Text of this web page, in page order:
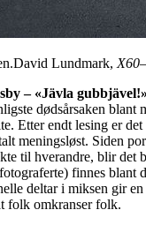
Lundmark,
– «Jävla gubbjävel!»
dødsårsaken blant
Etter endt lesing er
meningsløst. Siden
til hverandre, blir det
finnes blant
deltar i miksen gir
folk omkranser folk.